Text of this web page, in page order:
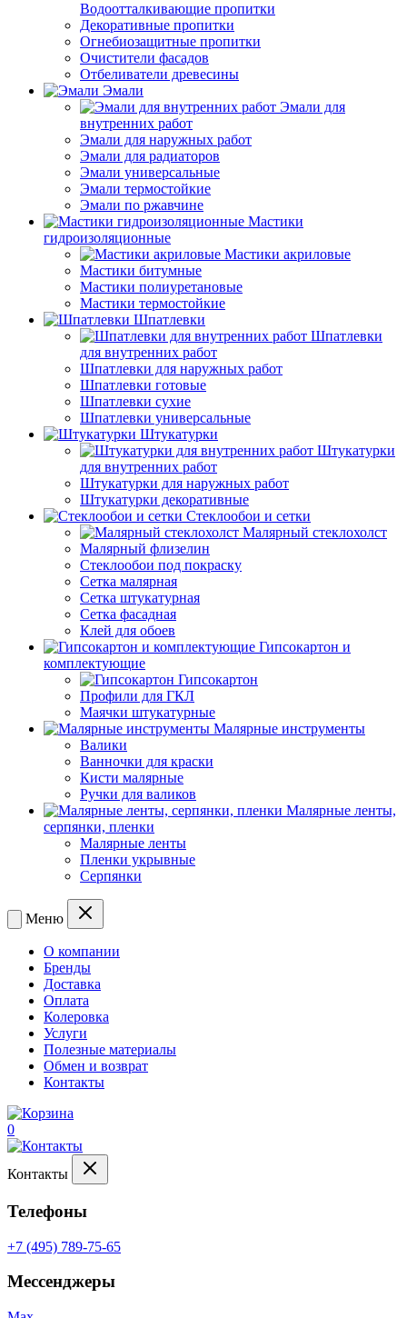
Водоотталкивающие пропитки
Декоративные пропитки
Огнебиозащитные пропитки
Очистители фасадов
Отбеливатели древесины
Эмали
Эмали для
внутренних работ
Эмали для наружных работ
Эмали для радиаторов
Эмали универсальные
Эмали термостойкие
Эмали по ржавчине
Мастики
гидроизоляционные
Мастики акриловые
Мастики битумные
Мастики полиуретановые
Мастики термостойкие
Шпатлевки
Шпатлевки
для внутренних работ
Шпатлевки для наружных работ
Шпатлевки готовые
Шпатлевки сухие
Шпатлевки универсальные
Штукатурки
Штукатурки
для внутренних работ
Штукатурки для наружных работ
Штукатурки декоративные
Стеклообои и сетки
Малярный стеклохолст
Малярный флизелин
Стеклообои под покраску
Сетка малярная
Сетка штукатурная
Сетка фасадная
Клей для обоев
Гипсокартон и
комплектующие
Гипсокартон
Профили для ГКЛ
Маячки штукатурные
Малярные инструменты
Валики
Ванночки для краски
Кисти малярные
Ручки для валиков
Малярные ленты,
серпянки, пленки
Малярные ленты
Пленки укрывные
Серпянки
Меню
О компании
Бренды
Доставка
Оплата
Колеровка
Услуги
Полезные материалы
Обмен и возврат
Контакты
0
Контакты
Телефоны
+7 (495) 789-75-65
Мессенджеры